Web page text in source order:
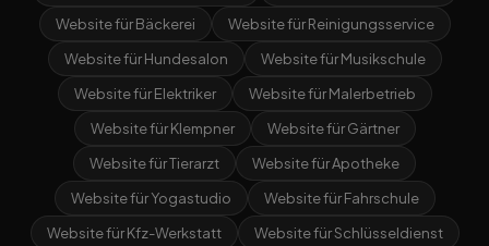
Website für Bäckerei
Website für Reinigungsservice
Website für Hundesalon
Website für Musikschule
Website für Elektriker
Website für Malerbetrieb
Website für Klempner
Website für Gärtner
Website für Tierarzt
Website für Apotheke
Website für Yogastudio
Website für Fahrschule
Website für Kfz-Werkstatt
Website für Schlüsseldienst